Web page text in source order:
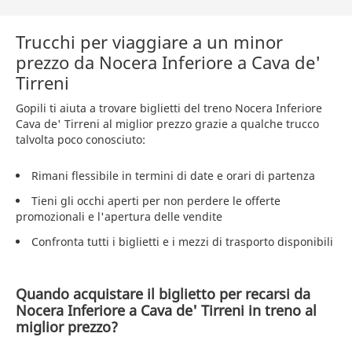
Trucchi per viaggiare a un minor
prezzo da Nocera Inferiore a Cava de'
Tirreni
Gopili ti aiuta a trovare biglietti del treno Nocera Inferiore
Cava de' Tirreni al miglior prezzo grazie a qualche trucco
talvolta poco conosciuto:
Rimani flessibile in termini di date e orari di partenza
Tieni gli occhi aperti per non perdere le offerte
promozionali e l'apertura delle vendite
Confronta tutti i biglietti e i mezzi di trasporto disponibili
Quando acquistare il biglietto per recarsi da
Nocera Inferiore a Cava de' Tirreni in treno al
miglior prezzo?